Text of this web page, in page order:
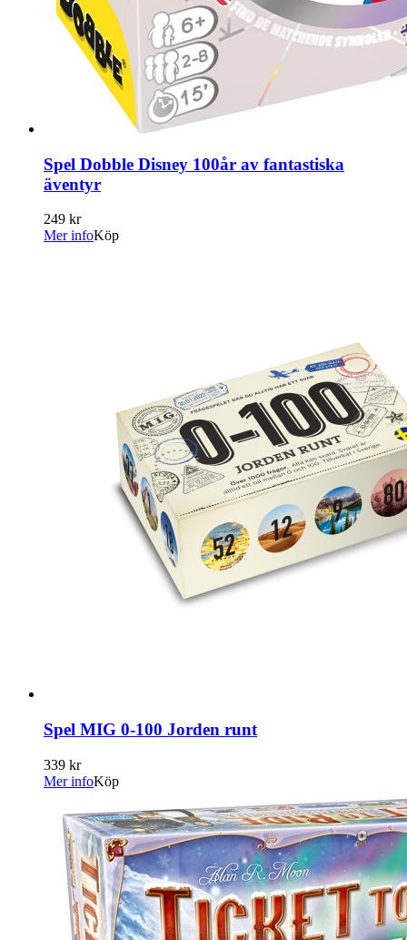
Spel Dobble Disney 100år av fantastiska
äventyr
249 kr
Mer infoKöp
Spel MIG 0-100 Jorden runt
339 kr
Mer infoKöp